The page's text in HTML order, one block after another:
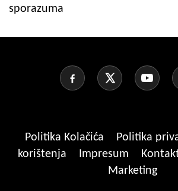
sporazuma
Politika Kolačića Politika
korištenja
Impresum
Marketing